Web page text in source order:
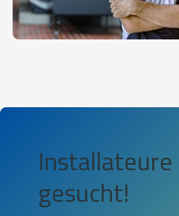
gesucht!